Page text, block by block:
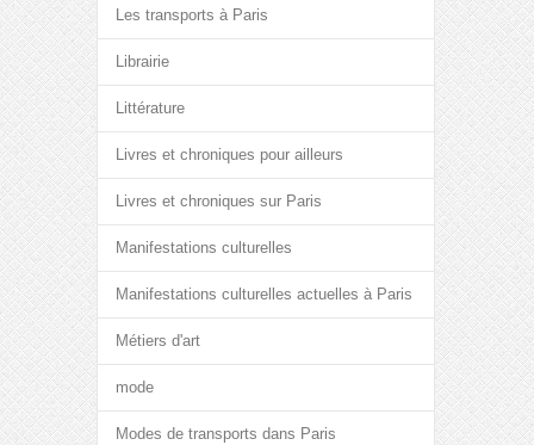
Les transports à Paris
Librairie
Littérature
Livres et chroniques pour ailleurs
Livres et chroniques sur Paris
Manifestations culturelles
Manifestations culturelles actuelles à Paris
Métiers d'art
mode
Modes de transports dans Paris